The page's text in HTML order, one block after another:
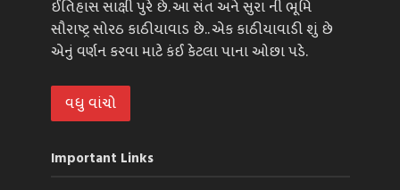
ઈતિહાસ સાક્ષી પુરે છે. આ સંત અને સુરા ની ભૂમિ
સૌરાષ્ટ્ર સોરઠ કાઠીયાવાડ છે.. એક કાઠીયાવાડી શું છે
એનું વર્ણન કરવા માટે કંઈ કેટલા પાના ઓછા પડે.
વધુ વાંચો
Important Links